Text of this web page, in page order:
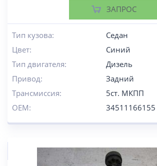
ЗАПРОС
Тип кузова:
Седан
Цвет:
Синий
Тип двигателя:
Дизель
Привод:
Задний
Трансмиссия:
5ст. МКПП
OEM:
34511166155